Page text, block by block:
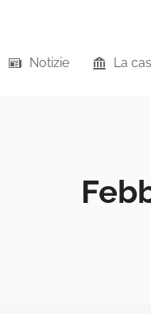
Notizie La